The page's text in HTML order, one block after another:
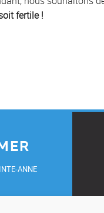
fertile !
ANNE